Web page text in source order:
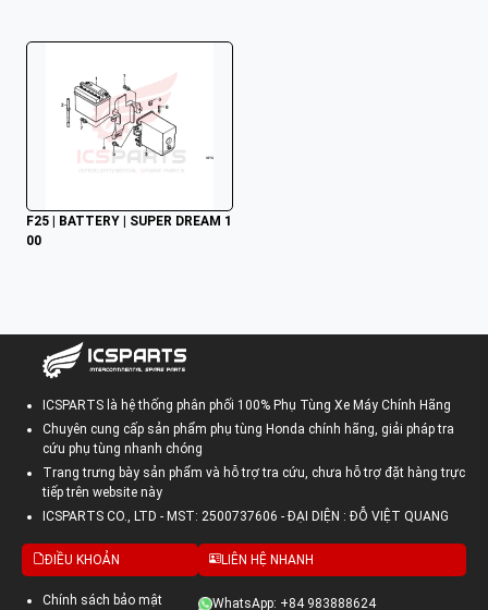
F25 | BATTERY | SUPER DREAM 1
00
ICSPARTS là hệ thống phân phối 100% Phụ Tùng Xe Máy Chính Hãng
Chuyên cung cấp sản phẩm phụ tùng Honda chính hãng, giải pháp tra
cứu phụ tùng nhanh chóng
Trang trưng bày sản phẩm và hỗ trợ tra cứu, chưa hỗ trợ đặt hàng trực
tiếp trên website này
ICSPARTS CO., LTD - MST: 2500737606 - ĐẠI DIỆN : ĐỖ VIỆT QUANG
ĐIỀU KHOẢN
Chính sách bảo mật
LIÊN HỆ NHANH
WhatsApp: +84 983888624